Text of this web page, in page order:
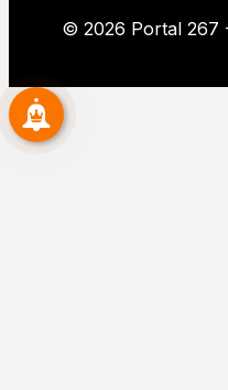
© 2026 Portal 267